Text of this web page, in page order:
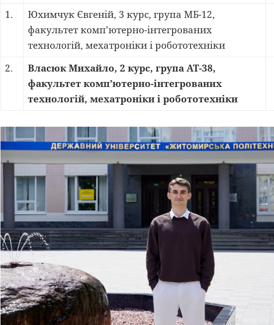
1.
Юхимчук Євгеній, 3 курс, група МБ-12,
факультет комп’ютерно-інтегрованих
технологій, мехатроніки і робототехніки
2.
Власюк Михайло, 2 курс, група АТ-38,
факультет комп’ютерно-інтегрованих
технологій, мехатроніки і робототехніки